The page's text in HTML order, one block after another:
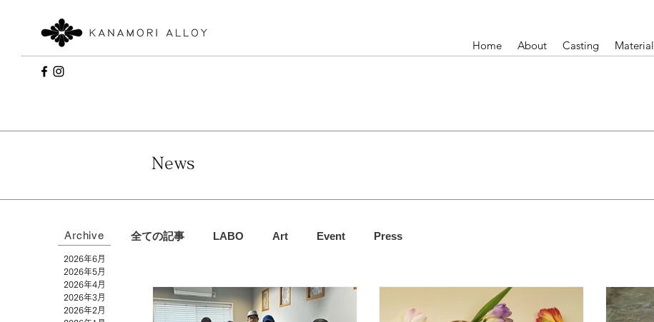
Home About Casting Material
News
Archive
2026年6月
2026年5月
2026年4月
2026年3月
2026年2月
全ての記事 LABO Art Event Press